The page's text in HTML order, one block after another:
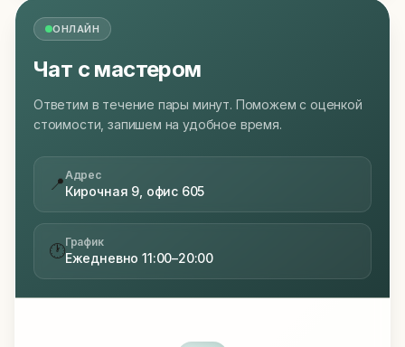
ОНЛАЙН
Чат с мастером
Ответим в течение пары минут. Поможем с оценкой
стоимости, запишем на удобное время.
📍Адрес
Кирочная 9, офис 605
🕐График
Ежедневно 11:00–20:00